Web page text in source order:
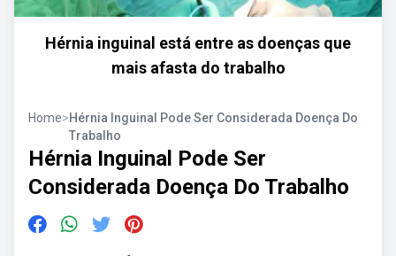
Hérnia inguinal está entre as doenças que
mais afasta do trabalho
Home>Hérnia Inguinal Pode Ser Considerada Doença Do
Trabalho
Hérnia Inguinal Pode Ser
Considerada Doença Do Trabalho